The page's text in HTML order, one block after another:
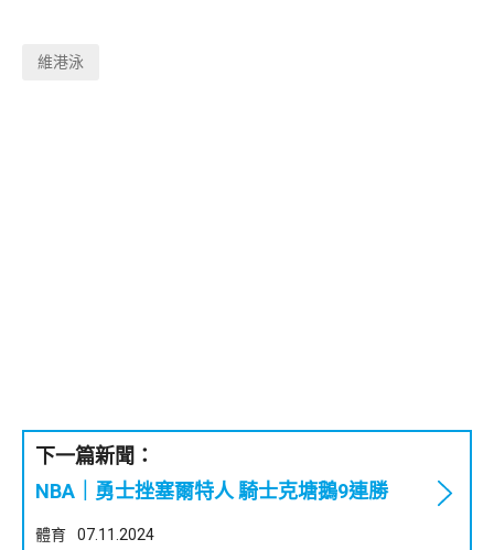
維港泳
下一篇新聞：
NBA｜勇士挫塞爾特人 騎士克塘鵝9連勝
體育 07.11.2024